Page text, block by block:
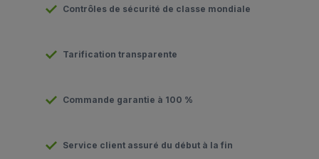
Contrôles de sécurité de classe mondiale
Tarification transparente
Commande garantie à 100 %
Service client assuré du début à la fin